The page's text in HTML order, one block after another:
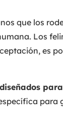
que los
Los
es
para